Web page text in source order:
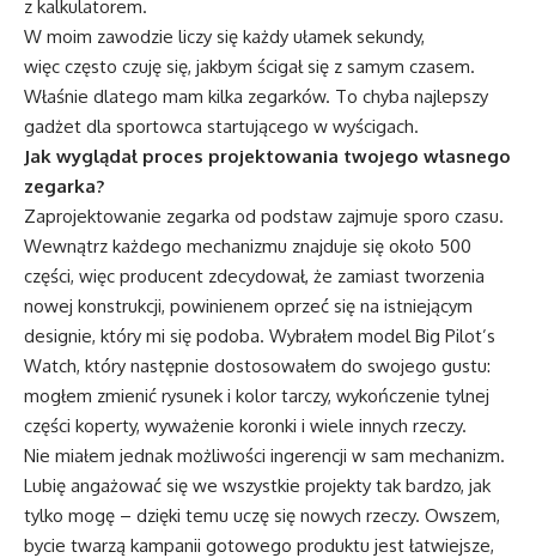
z kalkulatorem.
W moim zawodzie liczy się każdy ułamek sekundy,
więc często czuję się, jakbym ścigał się z samym czasem.
Właśnie dlatego mam kilka zegarków. To chyba najlepszy
gadżet dla sportowca startującego w wyścigach.
Jak wyglądał proces projektowania twojego własnego
zegarka?
Zaprojektowanie zegarka od podstaw zajmuje sporo czasu.
Wewnątrz każdego mechanizmu znajduje się około 500
części, więc producent zdecydował, że zamiast tworzenia
nowej konstrukcji, powinienem oprzeć się na istniejącym
designie, który mi się podoba. Wybrałem model Big Pilot’s
Watch, który następnie dostosowałem do swojego gustu:
mogłem zmienić rysunek i kolor tarczy, wykończenie tylnej
części koperty, wyważenie koronki i wiele innych rzeczy.
Nie miałem jednak możliwości ingerencji w sam mechanizm.
Lubię angażować się we wszystkie projekty tak bardzo, jak
tylko mogę – dzięki temu uczę się nowych rzeczy. Owszem,
bycie twarzą kampanii gotowego produktu jest łatwiejsze,